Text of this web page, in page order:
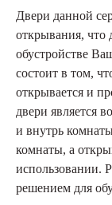
Двери данной
открывания, что
обустройстве
состоит в том,
открывается и
двери является
и внутрь
комнаты, а
использовании.
решением для